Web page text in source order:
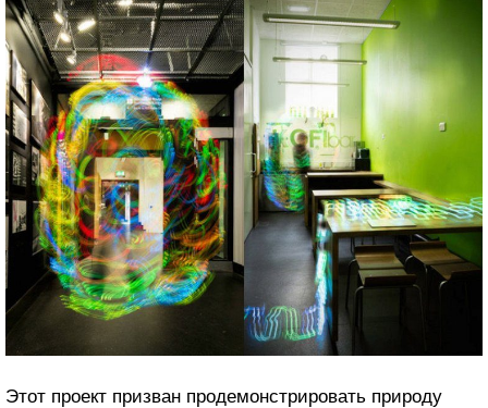
Этот проект призван продемонстрировать природу